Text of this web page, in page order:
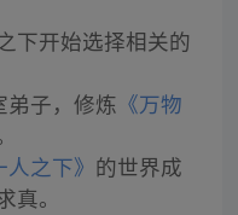
下开始选择相关的
弟子，修炼 《万物
人之下》 的世界成
。